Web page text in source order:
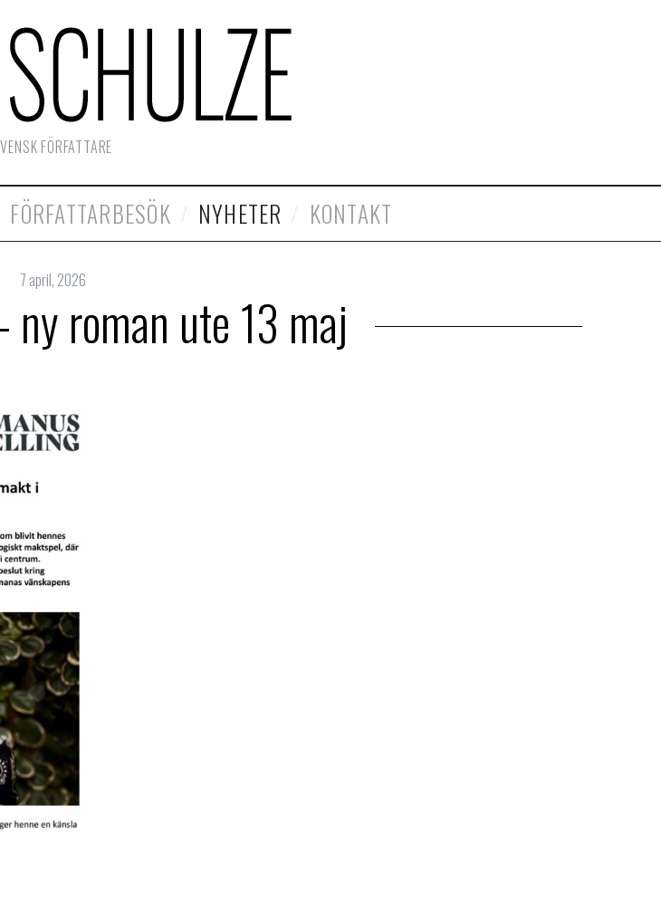
FÖRFATTARE
FÖRFATTARBESÖK NYHETER KONTAKT
7 april, 2026
ny roman ute 13 maj